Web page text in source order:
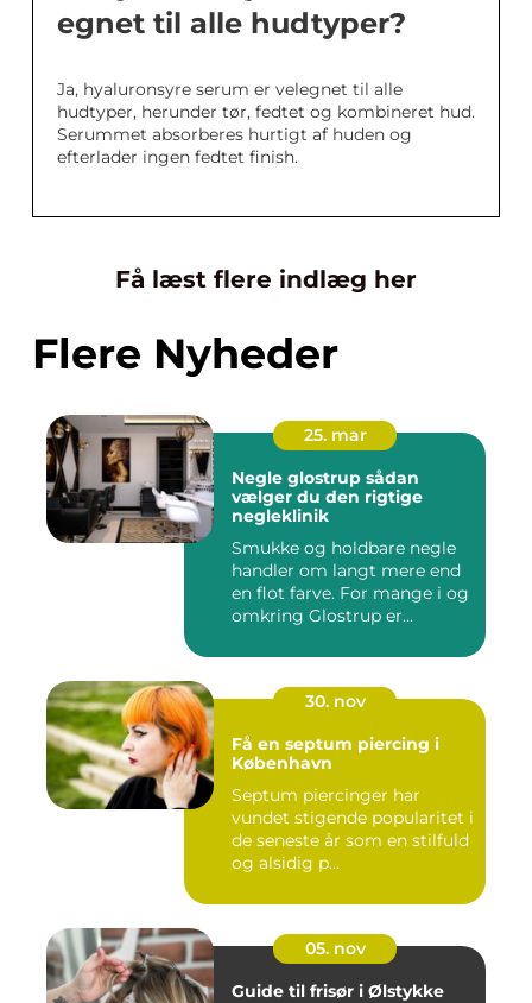
egnet til alle hudtyper?
Ja, hyaluronsyre serum er velegnet til alle
hudtyper, herunder tør, fedtet og kombineret hud.
Serummet absorberes hurtigt af huden og
efterlader ingen fedtet finish.
Få læst flere indlæg her
Flere Nyheder
25. mar
Negle glostrup sådan
vælger du den rigtige
negleklinik
Smukke og holdbare negle
handler om langt mere end
en flot farve. For mange i og
omkring Glostrup er...
30. nov
Få en septum piercing i
København
Septum piercinger har
vundet stigende popularitet i
de seneste år som en stilfuld
og alsidig p...
05. nov
Guide til frisør i Ølstykke